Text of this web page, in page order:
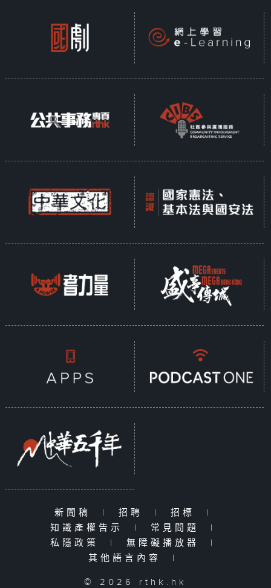
新聞稿 | 招聘 | 招標
|
知識產權告示
| 常見問題
|
私隱政策
| 無障礙播放器
|
其他語言內容
|
© 2026 rthk.hk